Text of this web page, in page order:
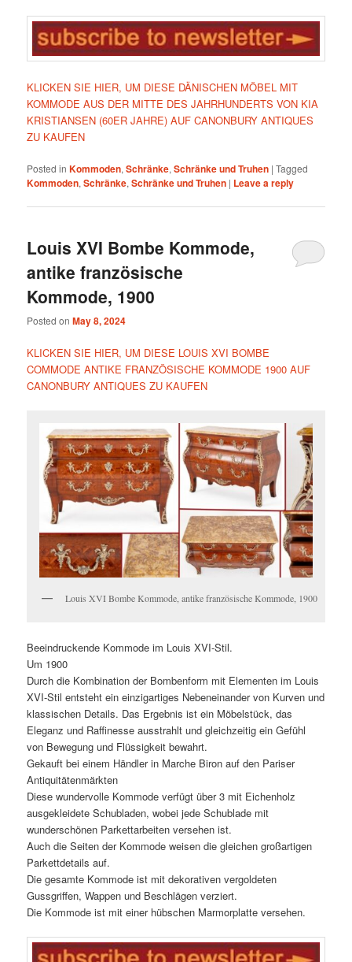
KLICKEN SIE HIER, UM DIESE DÄNISCHEN MÖBEL MIT
KOMMODE AUS DER MITTE DES JAHRHUNDERTS VON KIA
KRISTIANSEN (60ER JAHRE) AUF CANONBURY ANTIQUES
ZU KAUFEN
Posted in Kommoden,Schränke,Schränke und Truhen |Tagged
Kommoden,Schränke,Schränke und Truhen | Leave a reply
Louis XVI Bombe Kommode,
antike französische
Kommode, 1900
Posted onMay 8, 2024
KLICKEN SIE HIER, UM DIESE LOUIS XVI BOMBE
COMMODE ANTIKE FRANZÖSISCHE KOMMODE 1900 AUF
CANONBURY ANTIQUES ZU KAUFEN
Louis XVI Bombe Kommode, antike französische Kommode, 1900
Beeindruckende Kommode im Louis XVI-Stil.
Um 1900
Durch die Kombination der Bombenform mit Elementen im Louis
XVI-Stil entsteht ein einzigartiges Nebeneinander von Kurven und
klassischen Details. Das Ergebnis ist ein Möbelstück, das
Eleganz und Raffinesse ausstrahlt und gleichzeitig ein Gefühl
von Bewegung und Flüssigkeit bewahrt.
Gekauft bei einem Händler in Marche Biron auf den Pariser
Antiquitätenmärkten
Diese wundervolle Kommode verfügt über 3 mit Eichenholz
ausgekleidete Schubladen, wobei jede Schublade mit
wunderschönen Parkettarbeiten versehen ist.
Auch die Seiten der Kommode weisen die gleichen großartigen
Parkettdetails auf.
Die gesamte Kommode ist mit dekorativen vergoldeten
Gussgriffen, Wappen und Beschlägen verziert.
Die Kommode ist mit einer hübschen Marmorplatte versehen.